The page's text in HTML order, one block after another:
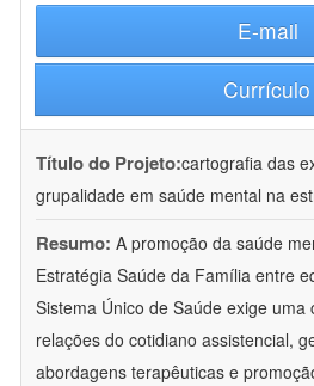
E-mail
Currículo
Título do Projeto:cartografia das
grupalidade em saúde mental na
Resumo: A promoção da saúde
Estratégia Saúde da Família entre
Sistema Único de Saúde exige uma
relações do cotidiano assistencial,
abordagens terapêuticas e